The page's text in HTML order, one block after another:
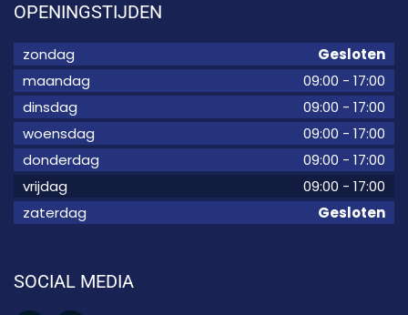
OPENINGSTIJDEN
zondag
Gesloten
maandag
09:00 - 17:00
dinsdag
09:00 - 17:00
woensdag
09:00 - 17:00
donderdag
09:00 - 17:00
vrijdag
09:00 - 17:00
zaterdag
Gesloten
SOCIAL MEDIA